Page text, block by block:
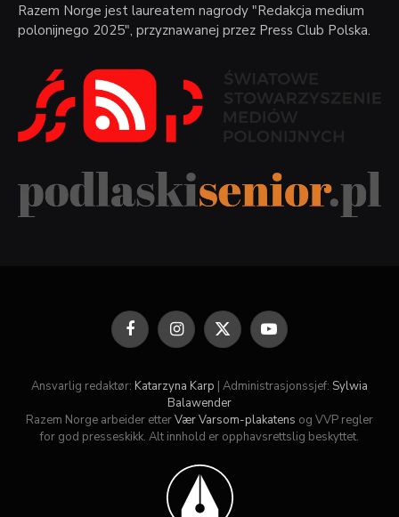
Razem Norge jest laureatem nagrody "Redakcja medium
polonijnego 2025", przyznawanej przez Press Club Polska.
FacebookInstagram
X
(Twitter)
YouTube
Ansvarlig redaktør: Katarzyna Karp | Administrasjonssjef: Sylwia
Balawender
Razem Norge arbeider etterVær Varsom-plakatens og VVP regler
for god presseskikk. Alt innhold er opphavsrettslig beskyttet.